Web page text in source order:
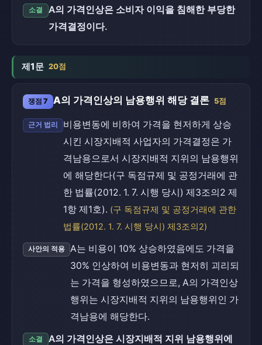
소결
A의 가격인상은 소비자 이익을 침해한 부당한
가격결정이다.
제1문 20점
쟁점 7 A의 가격인상의 남용행위 해당 결론 5점
근거 법리
비용변동에 비하여 가격을 현저하게 상승
시킨 시장지배적 사업자의 가격결정은 가
격남용으로서 시장지배적 지위의 남용행위
에 해당한다(구 독점규제 및 공정거래에 관
한 법률(2012. 1. 7. 시행 당시) 제3조의2 제
1항 제1호). (구 독점규제 및 공정거래에 관한
법률(2012. 1. 7. 시행 당시) 제3조의2)
사안의 적용
A는 비용이 10% 상승하였음에도 가격을
30% 인상하여 비용변동과 현저히 괴리되
는 가격을 형성하였으므로, A의 가격인상
행위는 시장지배적 지위의 남용행위인 가
격남용에 해당한다.
소결
A의 가격인상은 시장지배적 지위 남용행위에